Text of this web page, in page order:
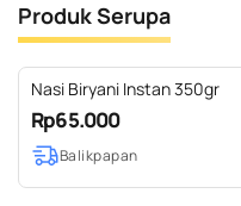
Produk Serupa
Nasi Biryani Instan 350gr
Rp65.000
Balikpapan